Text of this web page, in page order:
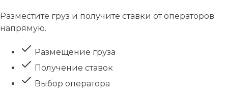
Разместите груз и получите ставки от операторов
напрямую.
Размещение груза
Получение ставок
Выбор оператора